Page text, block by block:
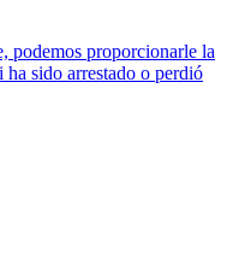
podemos proporcionarle la
ha sido arrestado o perdió